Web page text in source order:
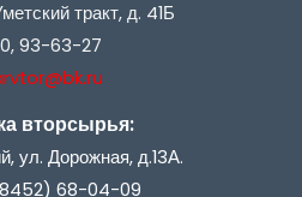
тракт, д. 41Б
93-63-27
вторсырья:
ул. Дорожная, д.13А.
68-04-09